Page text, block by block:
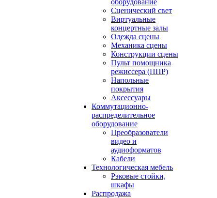
оборудование
Сценический свет
Виртуальные
концертные залы
Одежда сцены
Механика сцены
Конструкции сцены
Пульт помощника
режиссера (ППР)
Напольные
покрытия
Аксессуары
Коммутационно-
распределительное
оборудование
Преобразователи
видео и
аудиоформатов
Кабели
Технологическая мебель
Рэковые стойки,
шкафы
Распродажа